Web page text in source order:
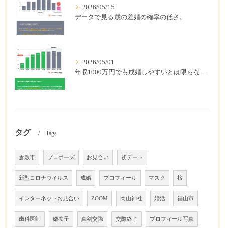
2026/05/15
データで見る歳の差婚の確率の低さ。
2026/05/01
タグ Tags
倉敷市 プロポーズ お見合い 初デート
新型コロナウイルス 成婚 プロフィール マスク 桜
インターネットお見合い ZOOM 岡山神社 婚活 福山市
歯科医師 婿養子 真剣交際 交際終了 プロフィール写真